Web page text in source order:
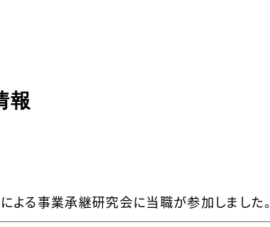
報
よる事業承継研究会に当職が参加しました。